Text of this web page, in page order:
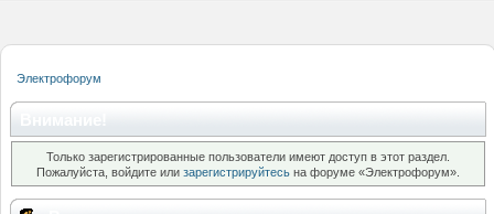
Электрофорум
Только зарегистрированные пользователи имеют доступ в этот раздел.
Пожалуйста, войдите или зарегистрируйтесь на форуме «Электрофорум».